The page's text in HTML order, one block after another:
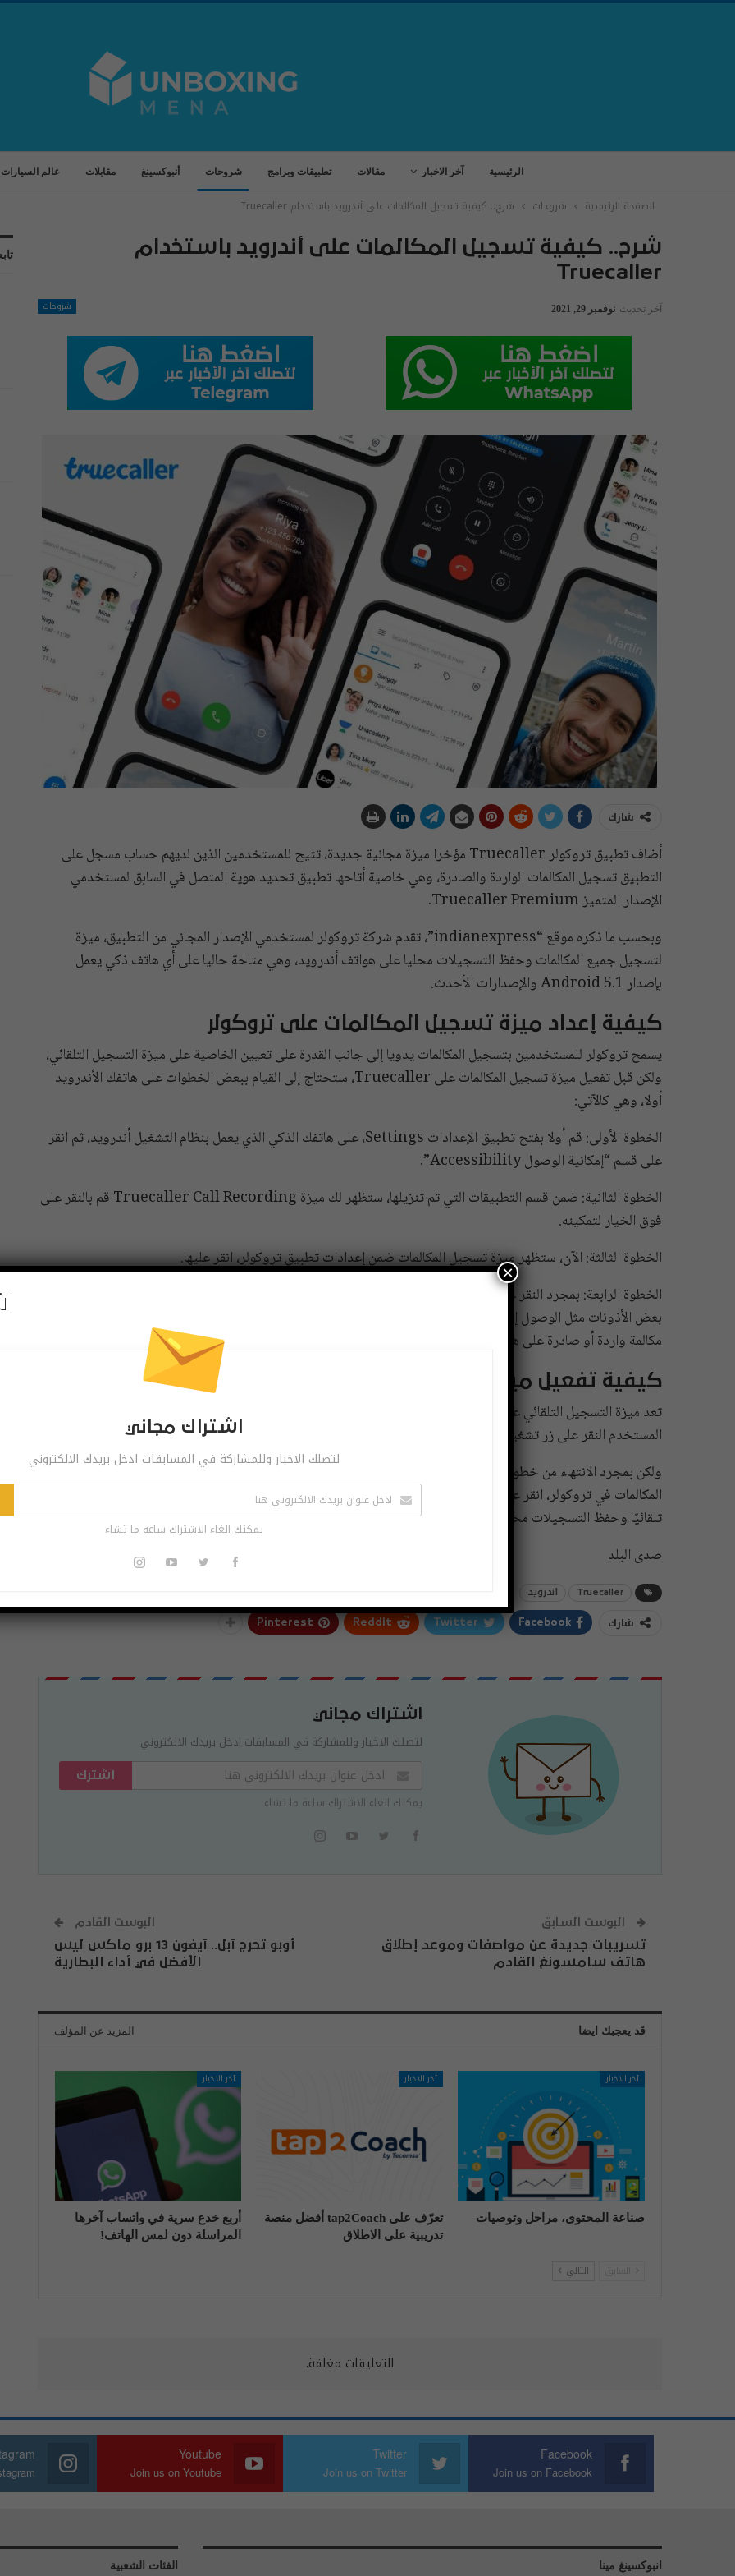
الرئيسية آخر الاخبار مقالات تطبيقات وبرامج شروحات أنبوكسينغ مقابلات عالم السيارات
الصفحة الرئيسية شروحات شرح.. كيفية تسجيل المكالمات على أندرويد باستخدام Truecaller
شرح.. كيفية تسجيل المكالمات على أندرويد باستخدام
Truecaller
شروحات آخر تحديث نوفمبر 29, 2021
شارك
أضاف تطبيق تروكولر Truecaller مؤخرا ميزة مجانية جديدة، تتيح للمستخدمين الذين لديهم حساب مسجل على
التطبيق تسجيل المكالمات الواردة والصادرة، وهي خاصية أتاحها تطبيق تحديد هوية المتصل في السابق لمستخدمي
الإصدار المتميز Truecaller Premium.
وبحسب ما ذكره موقع “indianexpress”، تقدم شركة تروكولر لمستخدمي الإصدار المجاني من التطبيق، ميزة
لتسجيل جميع المكالمات وحفظ التسجيلات محليا على هواتف أندرويد، وهي متاحة حاليا على أي هاتف ذكي يعمل
بإصدار Android 5.1 والإصدارات الأحدث.
كيفية إعداد ميزة تسجيل المكالمات على تروكولر
يسمح تروكولر للمستخدمين بتسجيل المكالمات يدويا إلى جانب القدرة على تعيين الخاصية على ميزة التسجيل التلقائي،
ولكن قبل تفعيل ميزة تسجيل المكالمات على Truecaller، ستحتاج إلى القيام ببعض الخطوات على هاتفك الأندرويد
أولا، وهي كالآتي:
الخطوة الأولى: قم أولا بفتح تطبيق الإعدادات Settings، على هاتفك الذكي الذي يعمل بنظام التشغيل أندرويد، ثم انقر
على قسم “إمكانية الوصول Accessibility”.
الخطوة الثاانية: ضمن قسم التطبيقات التي تم تنزيلها، ستظهر لك ميزة Truecaller Call Recording قم بالنقر على
فوق الخيار لتمكينه.
الخطوة الثالثة: الآن، ستظهر ميزة تسجيل المكالمات ضمن إعدادات تطبيق تروكولر، انقر عليها.
بعض الأذونات مثل الوصول إلى الميكروفون، وبعد منحه الأذونات المطلوبة يمكنك استخدام ميزة تسجيل المكالمات لكل
مكالمة واردة أو صادرة على هاتفك يدويًا.
كيفية تفعيل ميزة تسجيل المكالمات على تروكولر تلقائيا
تعد ميزة التسجيل التلقائي على تروكولر أفضل من تمكين ميزة التسجيل يدويا لكل مكالمة لأنه من الممكن أن ينسي
المستخدم النقر على زر تشغيل الميزة.
ولكن بمجرد الانتهاء من خطوات إعداد الميزة المذكورة أعلاه على هاتفك، بدلا من ذلك ضمن إعدادات قسم تسجيل
المكالمات في تروكولر، انقر على خيار التسجيل التلقائي، وبمجرد تمكين هذا الخيار سيقوم التطبيق بتسجيل المكالمات
تلقائيًا وحفظ التسجيلات محليا على جهازك.
صدى البلد
Truecaller أندرويد
شارك Facebook
Twitter
ReddIt
Pinterest
اشتراك مجاني
لتصلك الاخبار وللمشاركة في المسابقات ادخل بريدك الالكتروني
اشترك
يمكنك الغاء الاشتراك ساعة ما تشاء
البوست السابق
تسريبات جديدة عن مواصفات وموعد إطلاق
هاتف سامسونغ القادم
البوست القادم
أوبو تحرج آبل.. آيفون 13 برو ماكس ليس
الأفضل في أداء البطارية
قد يعجبك ايضا المزيد عن المؤلف
آخر الاخبار
صناعة المحتوى، مراحل وتوصيات
آخر الاخبار
تعرّف على tap2Coach أفضل منصة
تدريبية على الاطلاق
آخر الاخبار
أربع خدع سرية في واتساب آخرها
المراسلة دون لمس الهاتف!
التالي
التعليقات مغلقة.
Facebook
Join us on Facebook
Twitter
Join us on Twitter
Youtube
Join us on Youtube
انبوكسينغ مينا الفئات الشعبية
اشتراك مجاني
لتصلك الاخبار وللمشاركة في المسابقات ادخل بريدك الالكتروني
يمكنك الغاء الاشتراك ساعة ما تشاء
×